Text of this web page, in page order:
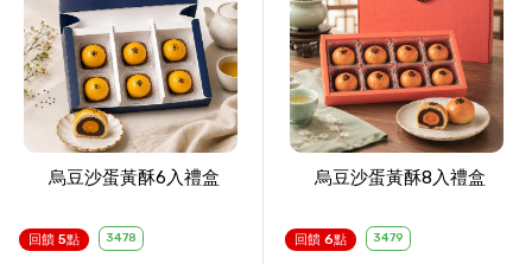
烏豆沙蛋黃酥6入禮盒
回饋 5點 3478
烏豆沙蛋黃酥8入禮盒
回饋 6點 3479